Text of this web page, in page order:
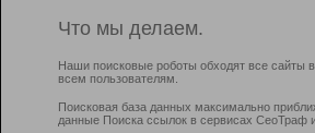
Что мы делаем.
Наши поисковые роботы обходят все сайты
всем пользователям.
Поисковая база данных максимально
данные Поиска ссылок в сервисах СеоТраф